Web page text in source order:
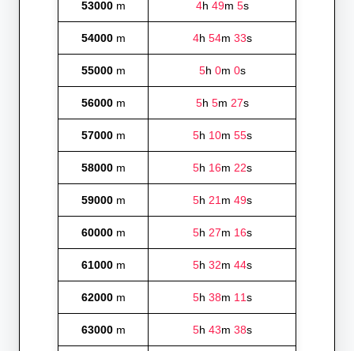
53000m 4h 49m 5s
54000m 4h 54m 33s
55000m 5h 0m 0s
56000m 5h 5m 27s
57000m 5h 10m 55s
58000m 5h 16m 22s
59000m 5h 21m 49s
60000m 5h 27m 16s
61000m 5h 32m 44s
62000m 5h 38m 11s
63000m 5h 43m 38s